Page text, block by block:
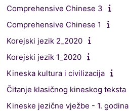
Comprehensive Chinese 3
Comprehensive Chinese 1
Korejski jezik 2_2020
Korejski jezik 1_2020
Kineska kultura i civilizacija
Čitanje klasičnog kineskog teksta
Kineske jezične vježbe - 1. godina